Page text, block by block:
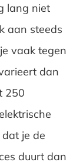
lang niet
aan steeds
vaak tegen
dan
250
je de
duurt dan